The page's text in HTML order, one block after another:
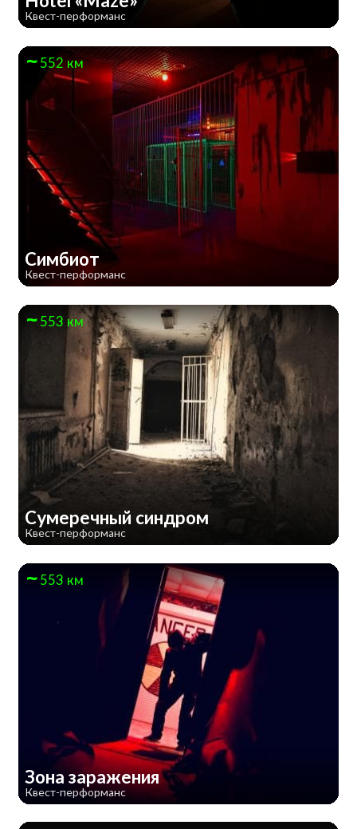
Квест-перформанс
552 км
Симбиот
Квест-перформанс
553 км
Сумеречный синдром
Квест-перформанс
553 км
Зона заражения
Квест-перформанс